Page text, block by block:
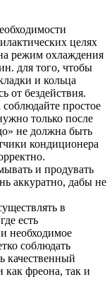
целях
режим охлаждения
для того, чтобы
и кольца
от бездействия.
простое
только после
не должна быть
кондиционера
и продувать
аккуратно, дабы не
в
есть
необходимое
соблюдать
качественный
как фреона, так и